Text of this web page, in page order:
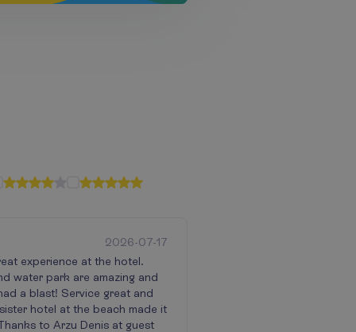
2026-07-17
experience at the hotel.
water park are amazing and
a blast! Service great and
hotel at the beach made it
to Arzu Denis at guest